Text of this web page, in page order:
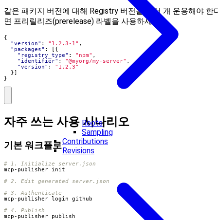
Roots
Sampling
Contributions
Revisions
같은 패키지 버전에 대해 Registry 버전을 여러 개 운용해야 한
면 프리릴리즈(prerelease) 라벨을 사용하세요:
{
"version" : "1.2.3-1" ,
"packages" :
[{
"registry_type" : "npm" ,
"identifier" : "@myorg/my-server" ,
"version" :
"1.2.3"
}]
}
자주 쓰는 사용 시나리오
기본 워크플로
# 1. Initialize server.json
# 2. Edit generated server.json
# 3. Authenticate
# 4. Publish
mcp-publisher publish